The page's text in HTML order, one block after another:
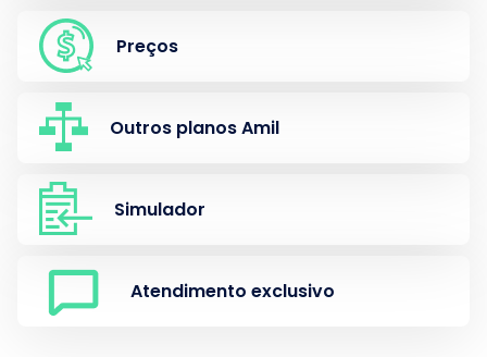
Preços
Outros planos Amil
Simulador
Atendimento exclusivo